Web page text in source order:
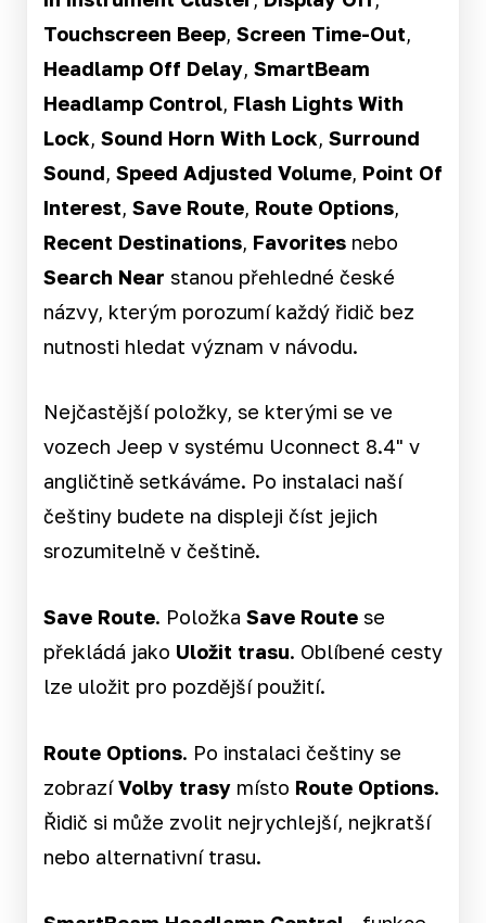
Touchscreen Beep, Screen Time-Out,
Headlamp Off Delay, SmartBeam
Headlamp Control, Flash Lights With
Lock, Sound Horn With Lock, Surround
Sound, Speed Adjusted Volume, Point Of
Interest, Save Route, Route Options,
Recent Destinations, Favorites nebo
Search Near stanou přehledné české
názvy, kterým porozumí každý řidič bez
nutnosti hledat význam v návodu.
Nejčastější položky, se kterými se ve
vozech Jeep v systému Uconnect 8.4" v
angličtině setkáváme. Po instalaci naší
češtiny budete na displeji číst jejich
srozumitelně v češtině.
Save Route. Položka Save Route se
překládá jako Uložit trasu. Oblíbené cesty
lze uložit pro pozdější použití.
Route Options. Po instalaci češtiny se
zobrazíVolby trasy místo Route Options.
Řidič si může zvolit nejrychlejší, nejkratší
nebo alternativní trasu.